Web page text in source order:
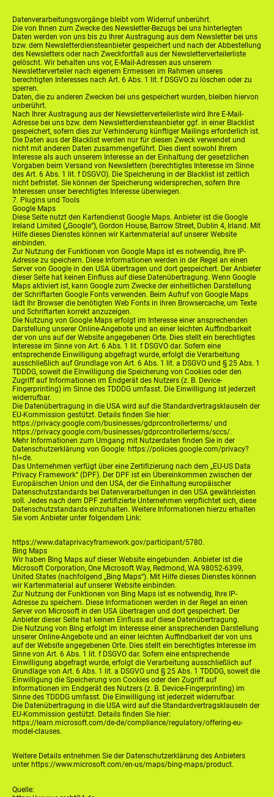
Datenverarbeitungsvorgänge bleibt vom Widerruf unberührt.
Die von Ihnen zum Zwecke des Newsletter-Bezugs bei uns hinterlegten
Daten werden von uns bis zu Ihrer Austragung aus dem Newsletter bei uns
bzw. dem Newsletterdiensteanbieter gespeichert und nach der Abbestellung
des Newsletters oder nach Zweckfortfall aus der Newsletterverteilerliste
gelöscht. Wir behalten uns vor, E-Mail-Adressen aus unserem
Newsletterverteiler nach eigenem Ermessen im Rahmen unseres
berechtigten Interesses nach Art. 6 Abs. 1 lit. f DSGVO zu löschen oder zu
sperren.
Daten, die zu anderen Zwecken bei uns gespeichert wurden, bleiben hiervon
unberührt.
Nach Ihrer Austragung aus der Newsletterverteilerliste wird Ihre E-Mail-
Adresse bei uns bzw. dem Newsletterdiensteanbieter ggf. in einer Blacklist
gespeichert, sofern dies zur Verhinderung künftiger Mailings erforderlich ist.
Die Daten aus der Blacklist werden nur für diesen Zweck verwendet und
nicht mit anderen Daten zusammengeführt. Dies dient sowohl Ihrem
Interesse als auch unserem Interesse an der Einhaltung der gesetzlichen
Vorgaben beim Versand von Newslettern (berechtigtes Interesse im Sinne
des Art. 6 Abs. 1 lit. f DSGVO). Die Speicherung in der Blacklist ist zeitlich
nicht befristet. Sie können der Speicherung widersprechen, sofern Ihre
Interessen unser berechtigtes Interesse überwiegen.
7. Plugins und Tools
Google Maps
Diese Seite nutzt den Kartendienst Google Maps. Anbieter ist die Google
Ireland Limited („Google“), Gordon House, Barrow Street, Dublin 4, Irland. Mit
Hilfe dieses Dienstes können wir Kartenmaterial auf unserer Website
einbinden.
Zur Nutzung der Funktionen von Google Maps ist es notwendig, Ihre IP-
Adresse zu speichern. Diese Informationen werden in der Regel an einen
Server von Google in den USA übertragen und dort gespeichert. Der Anbieter
dieser Seite hat keinen Einfluss auf diese Datenübertragung. Wenn Google
Maps aktiviert ist, kann Google zum Zwecke der einheitlichen Darstellung
der Schriftarten Google Fonts verwenden. Beim Aufruf von Google Maps
lädt Ihr Browser die benötigten Web Fonts in ihren Browsercache, um Texte
und Schriftarten korrekt anzuzeigen.
Die Nutzung von Google Maps erfolgt im Interesse einer ansprechenden
Darstellung unserer Online-Angebote und an einer leichten Auffindbarkeit
der von uns auf der Website angegebenen Orte. Dies stellt ein berechtigtes
Interesse im Sinne von Art. 6 Abs. 1 lit. f DSGVO dar. Sofern eine
entsprechende Einwilligung abgefragt wurde, erfolgt die Verarbeitung
ausschließlich auf Grundlage von Art. 6 Abs. 1 lit. a DSGVO und § 25 Abs. 1
TDDDG, soweit die Einwilligung die Speicherung von Cookies oder den
Zugriff auf Informationen im Endgerät des Nutzers (z. B. Device-
Fingerprinting) im Sinne des TDDDG umfasst. Die Einwilligung ist jederzeit
widerrufbar.
Die Datenübertragung in die USA wird auf die Standardvertragsklauseln der
EU-Kommission gestützt. Details finden Sie hier:
https://privacy.google.com/businesses/gdprcontrollerterms/ und
https://privacy.google.com/businesses/gdprcontrollerterms/sccs/.
Mehr Informationen zum Umgang mit Nutzerdaten finden Sie in der
Datenschutzerklärung von Google: https://policies.google.com/privacy?
hl=de.
Das Unternehmen verfügt über eine Zertifizierung nach dem „EU-US Data
Privacy Framework“ (DPF). Der DPF ist ein Übereinkommen zwischen der
Europäischen Union und den USA, der die Einhaltung europäischer
Datenschutzstandards bei Datenverarbeitungen in den USA gewährleisten
soll. Jedes nach dem DPF zertifizierte Unternehmen verpflichtet sich, diese
Datenschutzstandards einzuhalten. Weitere Informationen hierzu erhalten
Sie vom Anbieter unter folgendem Link:
https://www.dataprivacyframework.gov/participant/5780.
Bing Maps
Wir haben Bing Maps auf dieser Website eingebunden. Anbieter ist die
Microsoft Corporation, One Microsoft Way, Redmond, WA 98052-6399,
United States (nachfolgend „Bing Maps“). Mit Hilfe dieses Dienstes können
wir Kartenmaterial auf unserer Website einbinden.
Zur Nutzung der Funktionen von Bing Maps ist es notwendig, Ihre IP-
Adresse zu speichern. Diese Informationen werden in der Regel an einen
Server von Microsoft in den USA übertragen und dort gespeichert. Der
Anbieter dieser Seite hat keinen Einfluss auf diese Datenübertragung.
Die Nutzung von Bing erfolgt im Interesse einer ansprechenden Darstellung
unserer Online-Angebote und an einer leichten Auffindbarkeit der von uns
auf der Website angegebenen Orte. Dies stellt ein berechtigtes Interesse im
Sinne von Art. 6 Abs. 1 lit. f DSGVO dar. Sofern eine entsprechende
Einwilligung abgefragt wurde, erfolgt die Verarbeitung ausschließlich auf
Grundlage von Art. 6 Abs. 1 lit. a DSGVO und § 25 Abs. 1 TDDDG, soweit die
Einwilligung die Speicherung von Cookies oder den Zugriff auf
Informationen im Endgerät des Nutzers (z. B. Device-Fingerprinting) im
Sinne des TDDDG umfasst. Die Einwilligung ist jederzeit widerrufbar.
Die Datenübertragung in die USA wird auf die Standardvertragsklauseln der
EU-Kommission gestützt. Details finden Sie hier:
https://learn.microsoft.com/de-de/compliance/regulatory/offering-eu-
model-clauses.
Weitere Details entnehmen Sie der Datenschutzerklärung des Anbieters
unter https://www.microsoft.com/en-us/maps/bing-maps/product.
Quelle: